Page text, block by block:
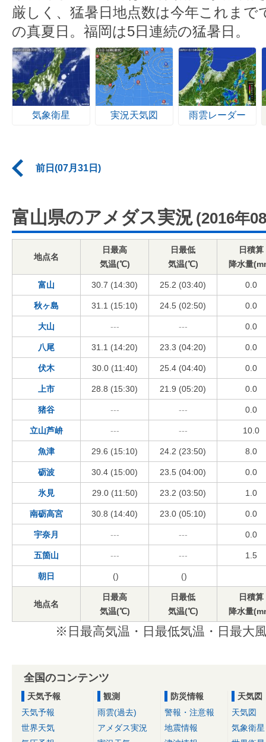
厳しく、猛暑日地点数は今年これまで
の真夏日。福岡は5日連続の猛暑日。
気象衛星 実況天気図 雨雲レーダー
前日(07月31日)
富山県のアメダス実況 (2016年
地点名
日最高
気温(℃)
日最低
気温(℃)
日積算
降水量
富山 30.7 (14:30) 25.2 (03:40) 0.0
秋ヶ島 31.1 (15:10) 24.5 (02:50) 0.0
大山 --- --- 0.0
八尾 31.1 (14:20) 23.3 (04:20) 0.0
伏木 30.0 (11:40) 25.4 (04:40) 0.0
上市 28.8 (15:30) 21.9 (05:20) 0.0
猪谷 --- --- 0.0
立山芦峅 --- --- 10.0
魚津 29.6 (15:10) 24.2 (23:50) 8.0
砺波 30.4 (15:00) 23.5 (04:00) 0.0
氷見 29.0 (11:50) 23.2 (03:50) 1.0
南砺高宮 30.8 (14:40) 23.0 (05:10) 0.0
宇奈月 --- --- 0.0
五箇山 --- --- 1.5
朝日 () ()
地点名
日最高
気温(℃)
日最低
気温(℃)
日積算
降水量
※日最高気温・日最低気温・日最大
全国のコンテンツ
天気予報
天気予報
世界天気
観測
雨雲(過去)
アメダス実況
防災情報
警報・注意報
地震情報
天気図
天気図
気象衛星